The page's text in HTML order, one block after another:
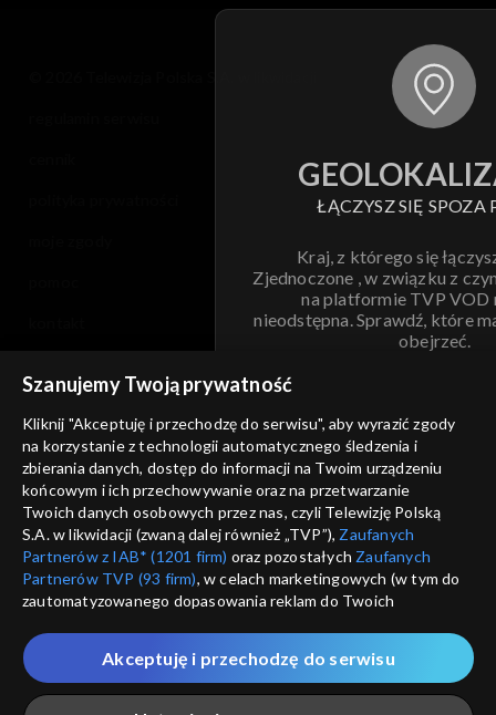
ŁĄCZYSZ SIĘ SPOZA
Kraj, z którego się
Zjednoczone , w związku z
na platformie TVP VOD
nieodstępna. Sprawdź, które
obejrzeć.
ANULUJ
informacje o dostawcy usług
Szanujemy Twoją prywatność
Kliknij "Akceptuję i przechodzę do serwisu", aby wyrazić zgody
na korzystanie z technologii automatycznego śledzenia i
zbierania danych, dostęp do informacji na Twoim urządzeniu
końcowym i ich przechowywanie oraz na przetwarzanie
Twoich danych osobowych przez nas, czyli Telewizję Polską
S.A. w likwidacji (zwaną dalej również „TVP”), Zaufanych
Partnerów z IAB* (1201 firm) oraz pozostałych Zaufanych
Partnerów TVP (93 firm), w celach marketingowych (w tym do
zautomatyzowanego dopasowania reklam do Twoich
które wskazujemy poniżej, a także zgody na udostępnianie
przez nas identyfikatora PPID do Google.
Twoje dane osobowe zbierane podczas odwiedzania przez
Akceptuję i przechodzę do serwisu